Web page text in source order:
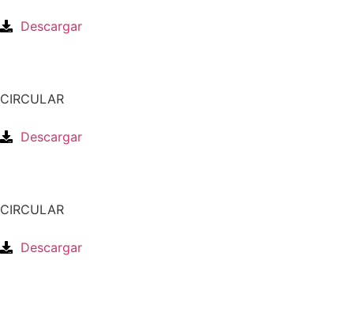
Descargar
CIRCULAR
Descargar
CIRCULAR
Descargar